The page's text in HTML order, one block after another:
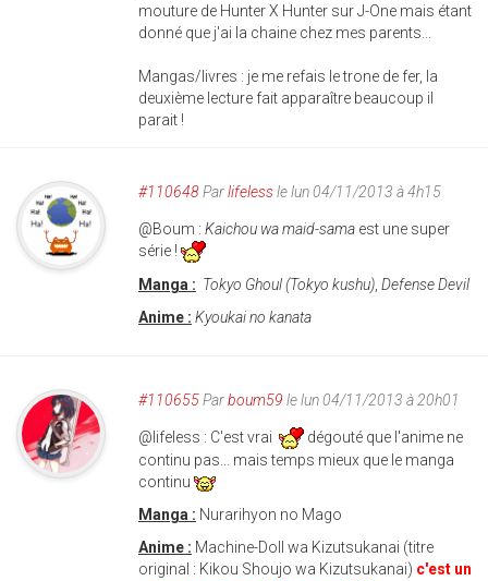
mouture de Hunter X Hunter sur J-One mais étant
donné que j'ai la chaine chez mes parents...
Mangas/livres : je me refais le trone de fer, la
deuxième lecture fait apparaître beaucoup il
parait !
#110648Parlifelessle lun 04/11/2013 à 4h15
@Boum : Kaichou wa maid-sama est une super
série !
Manga : Tokyo Ghoul (Tokyo kushu) Defense Devil
Anime : Kyoukai no kanata
#110655Parboum59 le lun 04/11/2013 à 20h01
@lifeless : C'est vrai
dégouté que l'anime ne
continu pas... mais temps mieux que le manga
continu
Manga : Nurarihyon no Mago
Anime : Machine-Doll wa Kizutsukanai (titre
original : Kikou Shoujo wa Kizutsukanai) c'est un